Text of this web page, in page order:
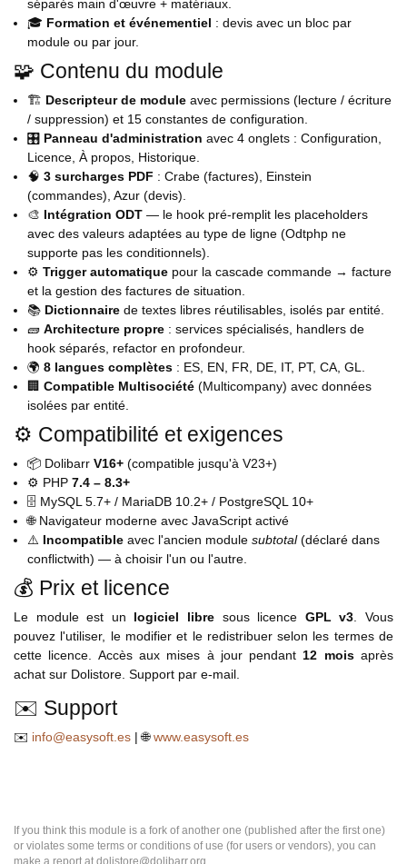
séparés main d'œuvre + matériaux.
🎓 Formation et événementiel : devis avec un bloc par
module ou par jour.
🧩 Contenu du module
🏗️ Descripteur de module avec permissions (lecture / écriture
/ suppression) et 15 constantes de configuration.
🎛️ Panneau d'administration avec 4 onglets : Configuration,
Licence, À propos, Historique.
🧠 3 surcharges PDF : Crabe (factures), Einstein
(commandes), Azur (devis).
🎨 Intégration ODT — le hook pré-remplit les placeholders
avec des valeurs adaptées au type de ligne (Odtphp ne
supporte pas les conditionnels).
⚙️ Trigger automatique pour la cascade commande → facture
et la gestion des factures de situation.
📚 Dictionnaire de textes libres réutilisables, isolés par entité.
🧱 Architecture propre : services spécialisés, handlers de
hook séparés, refactor en profondeur.
🌍 8 langues complètes : ES, EN, FR, DE, IT, PT, CA, GL.
🏢 Compatible Multisociété (Multicompany) avec données
isolées par entité.
⚙️ Compatibilité et exigences
📦 Dolibarr V16+ (compatible jusqu'à V23+)
⚙️ PHP 7.4 – 8.3+
🗄️ MySQL 5.7+ / MariaDB 10.2+ / PostgreSQL 10+
🌐 Navigateur moderne avec JavaScript activé
⚠️ Incompatible avec l'ancien module subtotal(déclaré dans
conflictwith) — à choisir l'un ou l'autre.
💰 Prix et licence
Le module est un logiciel libre sous licence GPL v3. Vous
pouvez l'utiliser, le modifier et le redistribuer selon les termes de
cette licence. Accès aux mises à jour pendant12 moisaprès
achat sur Dolistore. Support par e-mail.
✉️ Support
✉️ info@easysoft.es | 🌐www.easysoft.es
If you think this module is a fork of another one (published after the first one)
or violates some terms or conditions of use (for users or vendors), you can
make a report at dolistore@dolibarr.org